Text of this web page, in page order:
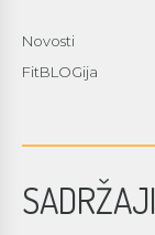
Novosti
FitBLOGija
SADRŽAJI